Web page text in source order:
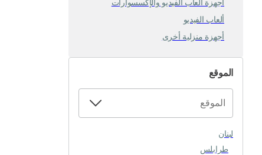
أجهزة ألعاب الفيديو والإكسسوارات
ألعاب الفيديو
أجهزة منزلية أخرى
الموقع
لبنان
طرابلس